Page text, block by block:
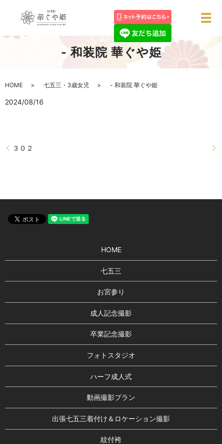
メ
- 和装院 華ぐや姫
HOME 七五三・3歳女児 - 和装院 華ぐや姫
2024/08/16
３０２
HOME
七五三
お宮参り
成人記念撮影
卒業記念撮影
フォトスタジオ
ハーフ成人式
動画撮影プラン
出張七五三着付け＆ロケーション撮影
紋付袴